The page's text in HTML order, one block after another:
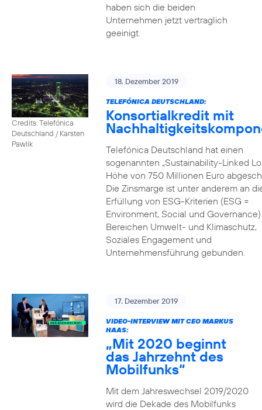
haben sich die beiden
Unternehmen jetzt vertraglich
geeinigt.
Credits: Telefónica
Deutschland / Karsten
Pawlik
18. Dezember 2019
TELEFÓNICA DEUTSCHLAND:
Konsortialkredit mit
Telefónica Deutschland hat einen
sogenannten „Sustainability-Linked
Höhe von 750 Millionen Euro
Die Zinsmarge ist unter anderem an
Erfüllung von ESG-Kriterien (ESG =
Environment, Social und
Bereichen Umwelt- und Klimaschutz,
Soziales Engagement und
Unternehmensführung gebunden.
17. Dezember 2019
VIDEO-INTERVIEW MIT CEO MARKUS
HAAS:
„Mit 2020 beginnt
das Jahrzehnt des
Mobilfunks“
Mit dem Jahreswechsel 2019/2020
wird die Dekade des Mobilfunks